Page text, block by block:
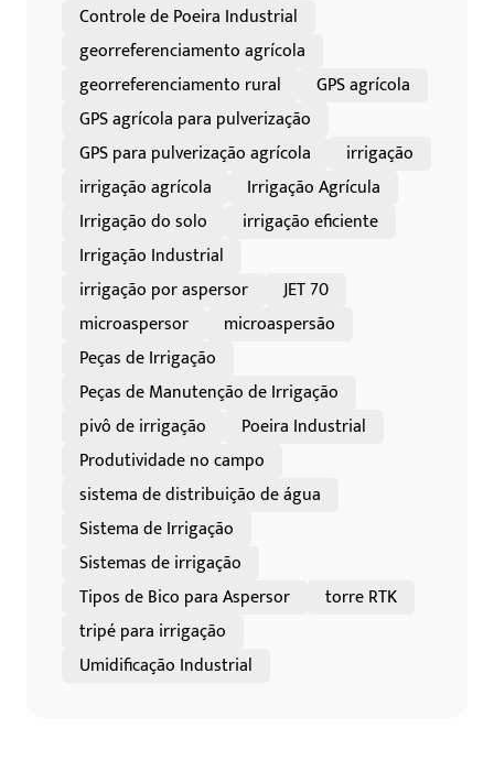
Controle de Poeira Industrial
georreferenciamento agrícola
georreferenciamento rural
GPS agrícola
GPS agrícola para pulverização
GPS para pulverização agrícola
irrigação
irrigação agrícola
Irrigação Agrícula
Irrigação do solo
irrigação eficiente
Irrigação Industrial
irrigação por aspersor
JET 70
microaspersor
microaspersão
Peças de Irrigação
Peças de Manutenção de Irrigação
pivô de irrigação
Poeira Industrial
Produtividade no campo
sistema de distribuição de água
Sistema de Irrigação
Sistemas de irrigação
Tipos de Bico para Aspersor
torre RTK
tripé para irrigação
Umidificação Industrial